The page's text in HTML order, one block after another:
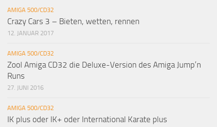
AMIGA 500/CD32
Crazy Cars 3 – Bieten, wetten, rennen
12. JANUAR 2017
AMIGA 500/CD32
Zool Amiga CD32 die Deluxe-Version des Amiga Jump’n
Runs
27. JUNI 2016
AMIGA 500/CD32
IK plus oder IK+ oder International Karate plus